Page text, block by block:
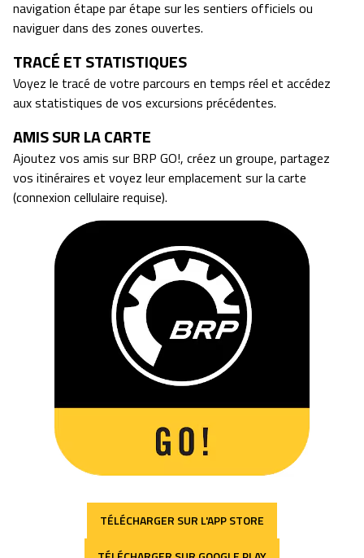
navigation étape par étape sur les sentiers officiels ou
naviguer dans des zones ouvertes.
TRACÉ ET STATISTIQUES
Voyez le tracé de votre parcours en temps réel et accédez
aux statistiques de vos excursions précédentes.
AMIS SUR LA CARTE
Ajoutez vos amis sur BRP GO!, créez un groupe, partagez
vos itinéraires et voyez leur emplacement sur la carte
(connexion cellulaire requise).
TÉLÉCHARGER SUR L'APP STORE